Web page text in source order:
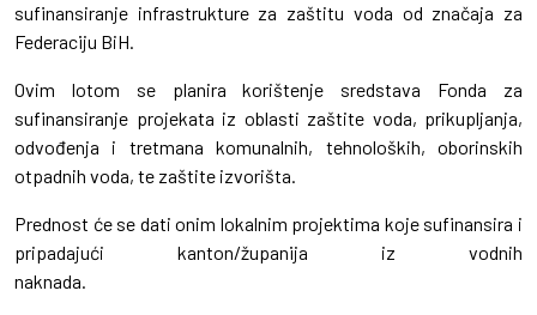
sufinansiranje infrastrukture za zaštitu voda od značaja za
Federaciju BiH.
Ovim lotom se planira korištenje sredstava Fonda za
sufinansiranje projekata iz oblasti zaštite voda, prikupljanja,
odvođenja i tretmana komunalnih, tehnoloških, oborinskih
otpadnih voda, te zaštite izvorišta.
Prednost će se dati onim lokalnim projektima koje sufinansira i
pripadajući kanton/županija iz vodnih
naknada.